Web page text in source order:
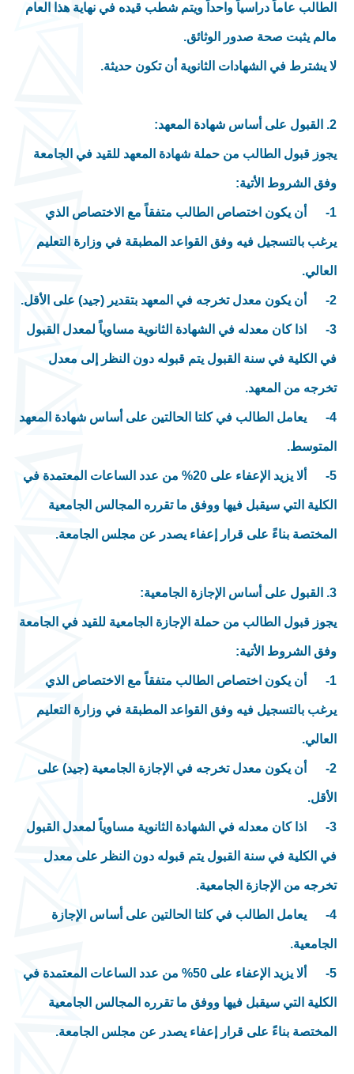
الطالب عاماً دراسياً واحداً ويتم شطب قيده في نهاية هذا العام
مالم يثبت صحة صدور الوثائق.
لا يشترط في الشهادات الثانوية أن تكون حديثة.
2. القبول على أساس شهادة المعهد:
يجوز قبول الطالب من حملة شهادة المعهد للقيد في الجامعة
وفق الشروط الأتية:
1- أن يكون اختصاص الطالب متفقاً مع الاختصاص الذي
يرغب بالتسجيل فيه وفق القواعد المطبقة في وزارة التعليم
العالي.
2- أن يكون معدل تخرجه في المعهد بتقدير (جيد) على الأقل.
3- اذا كان معدله في الشهادة الثانوية مساوياً لمعدل القبول
في الكلية في سنة القبول يتم قبوله دون النظر إلى معدل
تخرجه من المعهد.
4- يعامل الطالب في كلتا الحالتين على أساس شهادة المعهد
المتوسط.
5- ألا يزيد الإعفاء على 20% من عدد الساعات المعتمدة في
الكلية التي سيقبل فيها ووفق ما تقرره المجالس الجامعية
المختصة بناءً على قرار إعفاء يصدر عن مجلس الجامعة.
3. القبول على أساس الإجازة الجامعية:
يجوز قبول الطالب من حملة الإجازة الجامعية للقيد في الجامعة
وفق الشروط الأتية:
1- أن يكون اختصاص الطالب متفقاً مع الاختصاص الذي
يرغب بالتسجيل فيه وفق القواعد المطبقة في وزارة التعليم
العالي.
2- أن يكون معدل تخرجه في الإجازة الجامعية (جيد) على
الأقل.
3- اذا كان معدله في الشهادة الثانوية مساوياً لمعدل القبول
في الكلية في سنة القبول يتم قبوله دون النظر على معدل
تخرجه من الإجازة الجامعية.
4- يعامل الطالب في كلتا الحالتين على أساس الإجازة
الجامعية.
5- ألا يزيد الإعفاء على 50% من عدد الساعات المعتمدة في
الكلية التي سيقبل فيها ووفق ما تقرره المجالس الجامعية
المختصة بناءً على قرار إعفاء يصدر عن مجلس الجامعة.